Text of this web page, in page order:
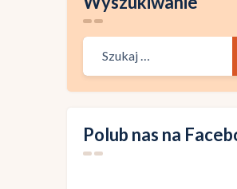
Polub nas na